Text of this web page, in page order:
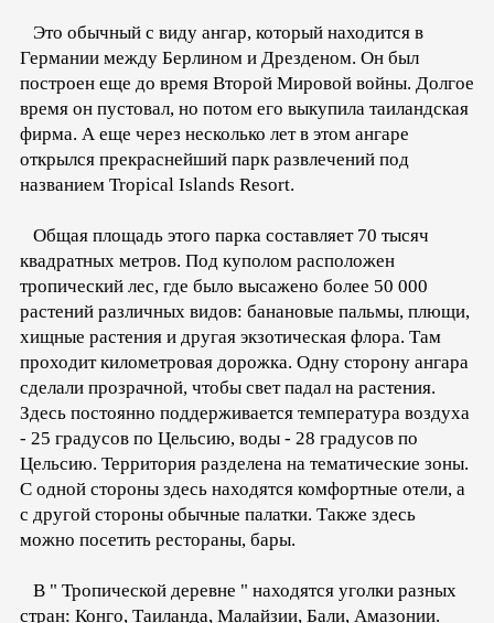
Это обычный с виду ангар, который находится в
Германии между Берлином и Дрезденом. Он был
построен еще до время Второй Мировой войны. Долгое
время он пустовал, но потом его выкупила таиландская
фирма. А еще через несколько лет в этом ангаре
открылся прекраснейший парк развлечений под
названием Tropical Islands Resort.
Общая площадь этого парка составляет 70 тысяч
квадратных метров. Под куполом расположен
тропический лес, где было высажено более 50 000
растений различных видов: банановые пальмы, плющи,
хищные растения и другая экзотическая флора. Там
проходит километровая дорожка. Одну сторону ангара
сделали прозрачной, чтобы свет падал на растения.
Здесь постоянно поддерживается температура воздуха
- 25 градусов по Цельсию, воды - 28 градусов по
Цельсию. Территория разделена на тематические зоны.
С одной стороны здесь находятся комфортные отели, а
с другой стороны обычные палатки. Также здесь
можно посетить рестораны, бары.
В " Тропической деревне " находятся уголки разных
стран: Конго, Таиланда, Малайзии, Бали, Амазонии.